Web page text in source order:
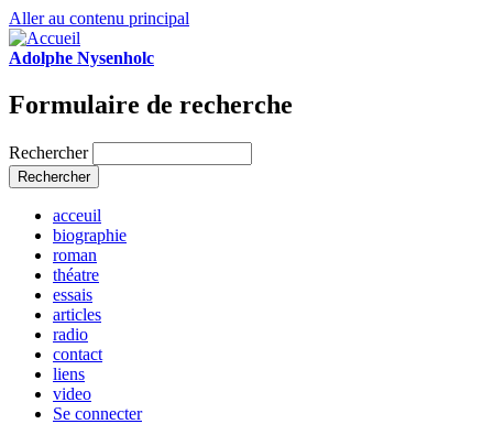
Aller au contenu principal
Adolphe Nysenholc
Formulaire de recherche
Rechercher
acceuil
biographie
roman
théatre
essais
articles
radio
contact
liens
video
Se connecter